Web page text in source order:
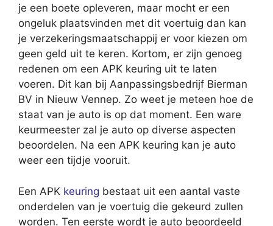
je een boete opleveren, maar mocht er een
ongeluk plaatsvinden met dit voertuig dan kan
je verzekeringsmaatschappij er voor kiezen om
geen geld uit te keren. Kortom, er zijn genoeg
redenen om een APK keuring uit te laten
voeren. Dit kan bij Aanpassingsbedrijf Bierman
BV in Nieuw Vennep. Zo weet je meteen hoe de
staat van je auto is op dat moment. Een ware
keurmeester zal je auto op diverse aspecten
beoordelen. Na een APK keuring kan je auto
weer een tijdje vooruit.
Een APK keuring bestaat uit een aantal vaste
onderdelen van je voertuig die gekeurd zullen
worden. Ten eerste wordt je auto beoordeeld